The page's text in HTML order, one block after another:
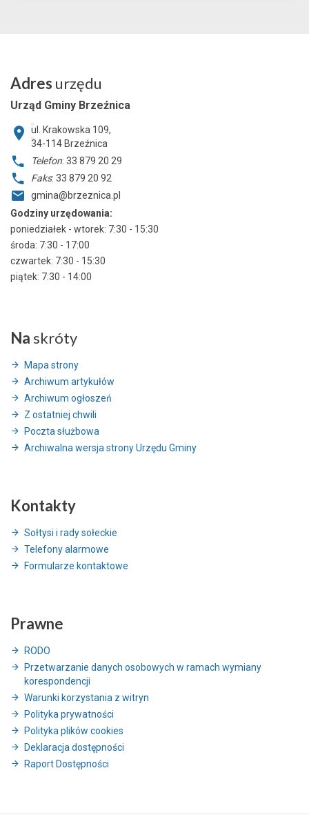
Adres urzędu
Urząd Gminy Brzeźnica
ul. Krakowska 109,
34-114 Brzeźnica
Telefon: 33 879 20 29
Faks: 33 879 20 92
gmina@brzeznica.pl
Godziny urzędowania:
poniedziałek - wtorek: 7:30 - 15:30
środa: 7:30 - 17:00
czwartek: 7:30 - 15:30
piątek: 7:30 - 14:00
Na skróty
Mapa strony
Archiwum artykułów
Archiwum ogłoszeń
Z ostatniej chwili
Poczta służbowa
Archiwalna wersja strony Urzędu Gminy
Kontakty
Sołtysi i rady sołeckie
Telefony alarmowe
Formularze kontaktowe
Prawne
RODO
Przetwarzanie danych osobowych w ramach wymiany
korespondencji
Warunki korzystania z witryn
Polityka prywatności
Polityka plików cookies
Deklaracja dostępności
Raport Dostępności